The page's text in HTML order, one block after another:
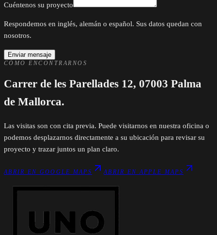
Cuéntenos su proyecto
Respondemos en inglés, alemán o español. Sus datos quedan con
nosotros.
Enviar mensaje
CÓMO ENCONTRARNOS
Carrer de les Parellades 12, 07003 Palma
de Mallorca.
Las visitas son con cita previa. Puede visitarnos en nuestra oficina o
podemos desplazarnos directamente a su ubicación para revisar su
proyecto y trazar juntos un plan claro.
ABRIR EN GOOGLE MAPS ABRIR EN APPLE MAPS